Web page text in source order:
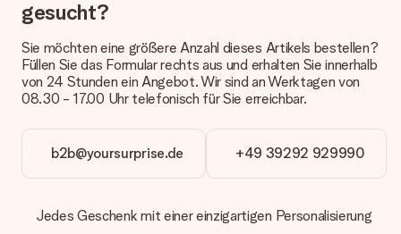
anbieten. Das Geschenk, das bestellt wird, wird als Paket oder
oder Päckchen geliefert wird, kontaktiere bitte unseren
Kundenservice.
Zahlung
Wie kann ich meine Bestellung bezahlen?
Wir bieten die folgenden Zahlungsoptionen an: Vorauskasse
mit normaler Überweisung, Sofortüberweisung, Paypal,
Kreditkarte oder auf Rechnung über Klarna. Bei einer
Geschenks jedoch um 3 Werktage.
gesucht?
Sie möchten eine größere Anzahl dieses Artikels bestellen?
Füllen Sie das Formular rechts aus und erhalten Sie innerhalb
von 24 Stunden ein Angebot. Wir sind an Werktagen von
08.30 - 17.00 Uhr telefonisch für Sie erreichbar.
b2b@yoursurprise.de +49 39292 929990
Jedes Geschenk mit einer einzigartigen Personalisierung